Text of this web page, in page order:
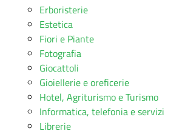
Erboristerie
Estetica
Fiori e Piante
Fotografia
Giocattoli
Gioiellerie e oreficerie
Hotel, Agriturismo e Turismo
Informatica, telefonia e servizi
Librerie